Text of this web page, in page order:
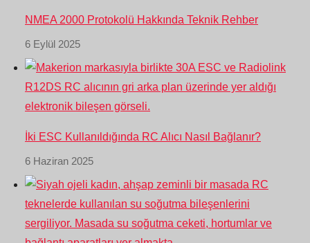
NMEA 2000 Protokolü Hakkında Teknik Rehber
6 Eylül 2025
İki ESC Kullanıldığında RC Alıcı Nasıl Bağlanır?
6 Haziran 2025